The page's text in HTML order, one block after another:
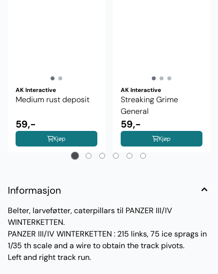
AK Interactive
Medium rust deposit
59,-
Kjøp
AK Interactive
Streaking Grime
General
59,-
Kjøp
Informasjon
Belter, larveføtter, caterpillars til PANZER III/IV
WINTERKETTEN.
PANZER III/IV WINTERKETTEN : 215 links, 75 ice sprags in
1/35 th scale and a wire to obtain the track pivots.
Left and right track run.